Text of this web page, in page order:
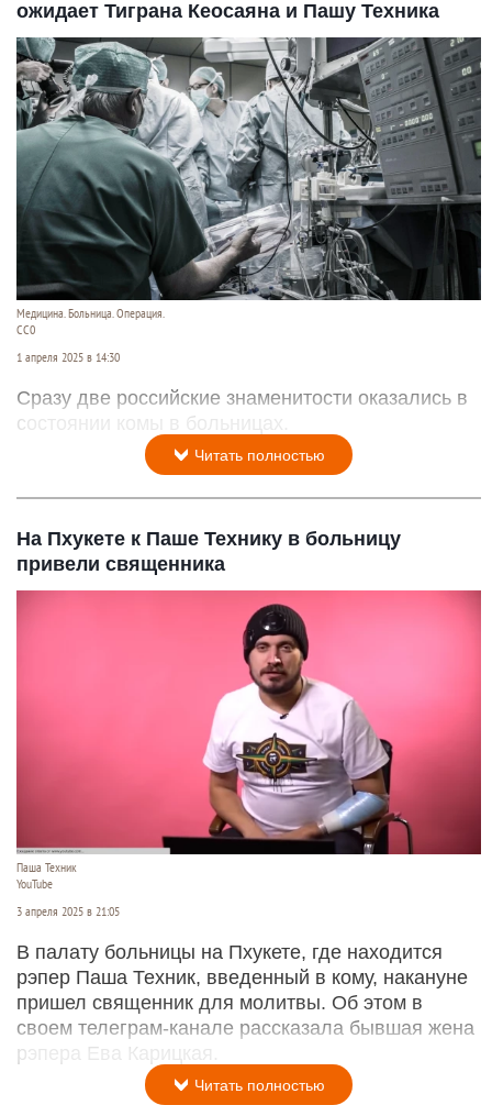
ожидает Тиграна Кеосаяна и Пашу Техника
Медицина. Больница. Операция.
СС0
1 апреля 2025 в 14:30
Сразу две российские знаменитости оказались в
состоянии комы в больницах.
Читать полностью
На Пхукете к Паше Технику в больницу
привели священника
Паша Техник
YouTube
3 апреля 2025 в 21:05
В палату больницы на Пхукете, где находится
рэпер Паша Техник, введенный в кому, накануне
пришел священник для молитвы. Об этом в
своем телеграм-канале рассказала бывшая жена
рэпера Ева Карицкая.
Читать полностью